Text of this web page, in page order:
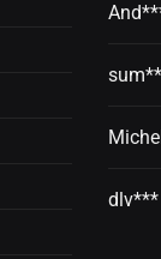
dlv***